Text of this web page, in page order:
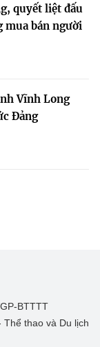
quyết liệt đấu
mua bán người
Vĩnh Long
Đảng
BTTTT
thao và Du lịch